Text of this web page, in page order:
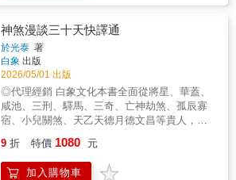
水或子水。亥水子水重點是地理前方的水局。
得知此論述後又發現，年支巳字後一位辰字，
辰是水庫，也可論水局，按命盤年支後一位有
上述的五行，命造就會有變易之機。上述推理
公式的發現作者認為都要歸功於先賢的著述，
若沒先賢的著述，作者也不可能發現有這種推
法，所以不敢自珍，把研究心得公開與同好分
享。本册後段有談印格與刃格取格法則，印格
與刃在地支同現有微妙變化，一不小心就會取
錯格局，作者認爲此運用公式須公開與同好分
享。按：本册若有緣得之，應繼續流傳，使子
平有更突破的承傳。
「五行八字命學」傳世已數千年，理論博大精
深，對於「人」生命變化的神奇演繹最是叫人
驚嘆。「五行八字命學」不可思議的神奇，唯
有親身研究學習，才能真正的體會。
神煞漫談三十天快譯通
於光泰 著
白象 出版
2026/05/01 出版
◎代理經銷 白象文化本書全面從將星、華蓋、
咸池、三刑、驛馬、三奇、亡神劫煞、孤辰寡
宿、小兒關煞、天乙天德月德文昌等貴人，如
代實例，將神煞、格局、調候、刑冲合會諸法
合併論述，讀者仔細逐例參酌，自有收穫。
9 折 特價 1080 元
加入購物車